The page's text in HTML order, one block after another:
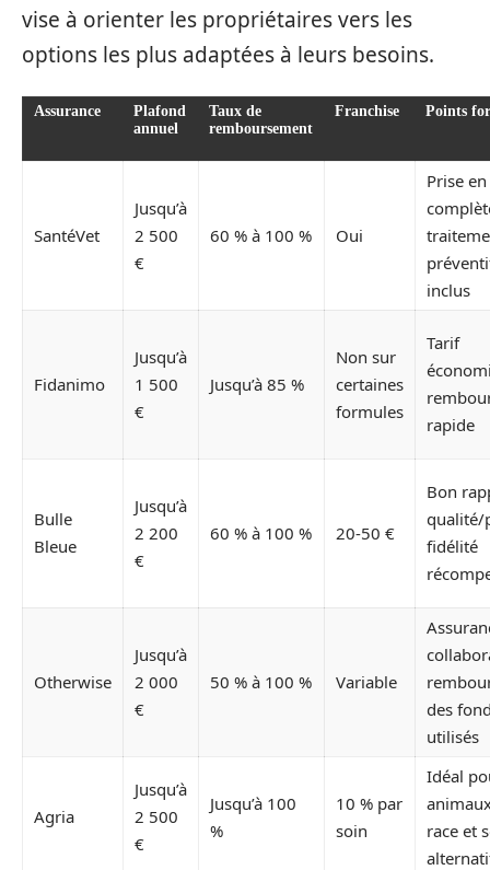
vise à orienter les propriétaires vers les
options les plus adaptées à leurs besoins.
Assurance
Plafond
annuel
Taux de
remboursement
Franchise Points
SantéVet
Jusqu’à
2 500
€
60 % à 100 % Oui
Prise
inclus
Fidanimo
Jusqu’à
1 500
€
Jusqu’à 85 %
Non sur
certaines
formules
Tarif
rapide
Bulle
Bleue
Jusqu’à
2 200
€
60 % à 100 % 20-50 €
Bon
qualité/
fidélité
Otherwise
Jusqu’à
2 000
€
50 % à 100 % Variable
des
utilisés
Agria
Jusqu’à
2 500
€
Jusqu’à 100
%
10 % par
soin
Idéal
race et